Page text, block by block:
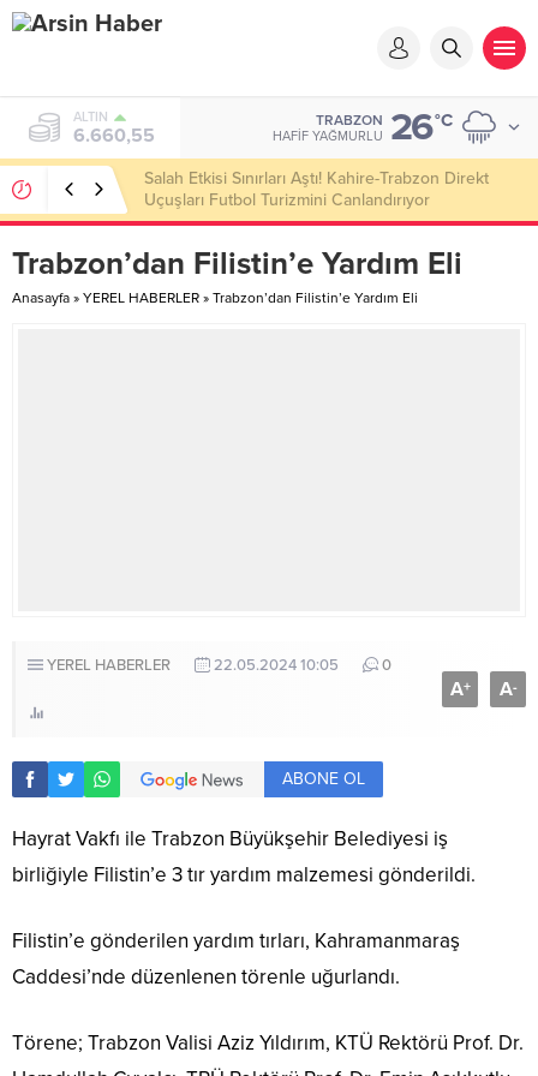
ALTIN
6.660,55
TRABZON
HAFIF YAĞMURLU 26°C
Salah Etkisi Sınırları Aştı! Kahire-Trabzon Direkt
Uçuşları Futbol Turizmini Canlandırıyor
Trabzon’dan Filistin’e Yardım Eli
Anasayfa » YEREL HABERLER » Trabzon’dan Filistin’e Yardım Eli
YEREL HABERLER 22.05.2024 10:05 0
A+ A-
ABONE OL
Hayrat Vakfı ile Trabzon Büyükşehir Belediyesi iş
birliğiyle Filistin’e 3 tır yardım malzemesi gönderildi.
Filistin’e gönderilen yardım tırları, Kahramanmaraş
Caddesi’nde düzenlenen törenle uğurlandı.
Törene; Trabzon Valisi Aziz Yıldırım, KTÜ Rektörü Prof. Dr.